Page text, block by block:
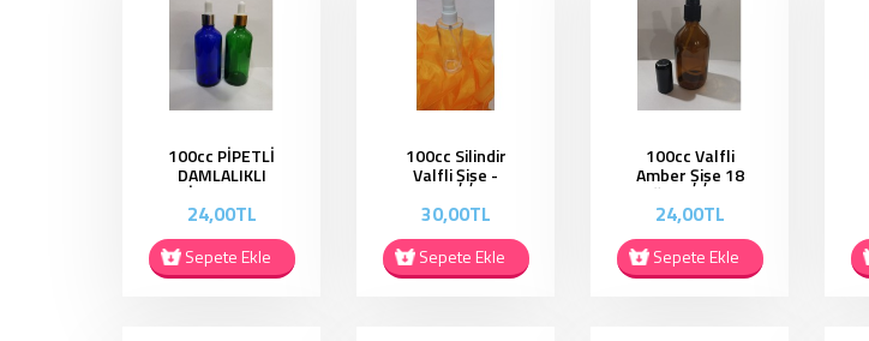
100cc PİPETLİ
DAMLALIKLI
ŞİŞE PD005
24,00TL
Sepete Ekle
100cc Silindir
Valfli Şişe -
SV001
30,00TL
Sepete Ekle
100cc Valfli
Amber Şişe 18
Ağız - OS002
24,00TL
Sepete Ekle